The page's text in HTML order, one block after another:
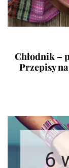
Chłodnik –
Przepisy